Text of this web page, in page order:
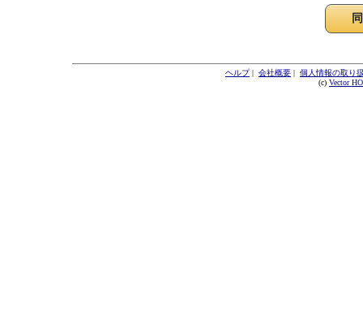
ヘルプ| 会社概要 | 個人情報の取り
(c) Vector